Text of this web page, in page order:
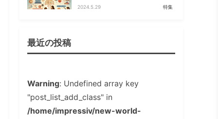
2024.5.29 特集
最近の投稿
Warning: Undefined array key
"post_list_add_class" in
/home/impressiv/new-world-